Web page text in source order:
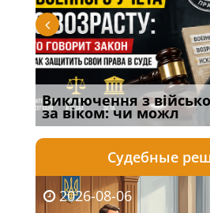
Виключення з
за віком: чи можл
Судебные
2026-08-06